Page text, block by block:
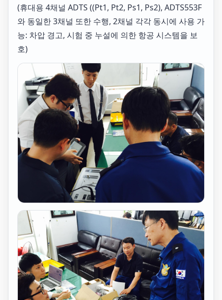
(휴대용 4채널 ADTS ((Pt1, Pt2, Ps1, Ps2), ADTS553F
와 동일한 3채널 또한 수행, 2채널 각각 동시에 사용 가
능: 차압 경고, 시험 중 누설에 의한 항공 시스템을 보
호)